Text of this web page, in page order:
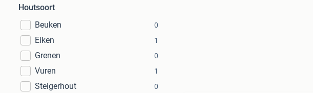
Houtsoort
Beuken
0
Eiken 1
Grenen 0
Vuren 1
Steigerhout 0